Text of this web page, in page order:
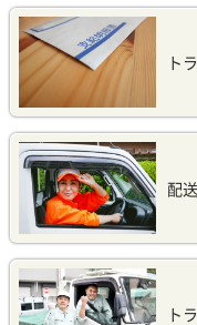
ト
配
ト